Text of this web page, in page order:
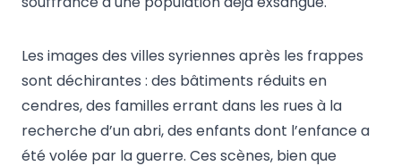
Les images des villes syriennes après les frappes
sont déchirantes : des bâtiments réduits en
cendres, des familles errant dans les rues à la
recherche d’un abri, des enfants dont l’enfance a
été volée par la guerre. Ces scènes, bien que